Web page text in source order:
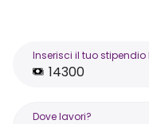
Inserisci il tuo stipendio
Dove lavori?